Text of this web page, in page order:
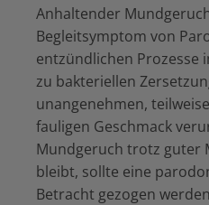
Anhaltender
Begleitsymptom von
entzündlichen Prozesse
zu bakteriellen
unangenehmen,
fauligen Geschmack
Mundgeruch trotz guter
bleibt, sollte eine
Betracht gezogen